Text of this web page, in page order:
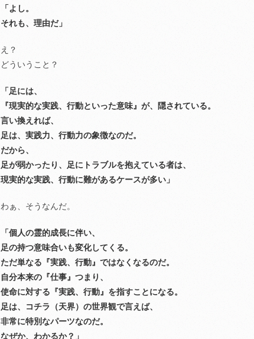
「よし。
それも、理由だ」
え？
どういうこと？
「足には、
『現実的な実践、行動といった意味』が、隠されている。
言い換えれば、
足は、実践力、行動力の象徴なのだ。
だから、
足が弱かったり、足にトラブルを抱えている者は、
現実的な実践、行動に難があるケースが多い」
わぁ、そうなんだ。
「個人の霊的成長に伴い、
足の持つ意味合いも変化してくる。
ただ単なる『実践、行動』ではなくなるのだ。
自分本来の『仕事』つまり、
使命に対する『実践、行動』を指すことになる。
足は、コチラ（天界）の世界観で言えば、
非常に特別なパーツなのだ。
なぜか、わかるか？」